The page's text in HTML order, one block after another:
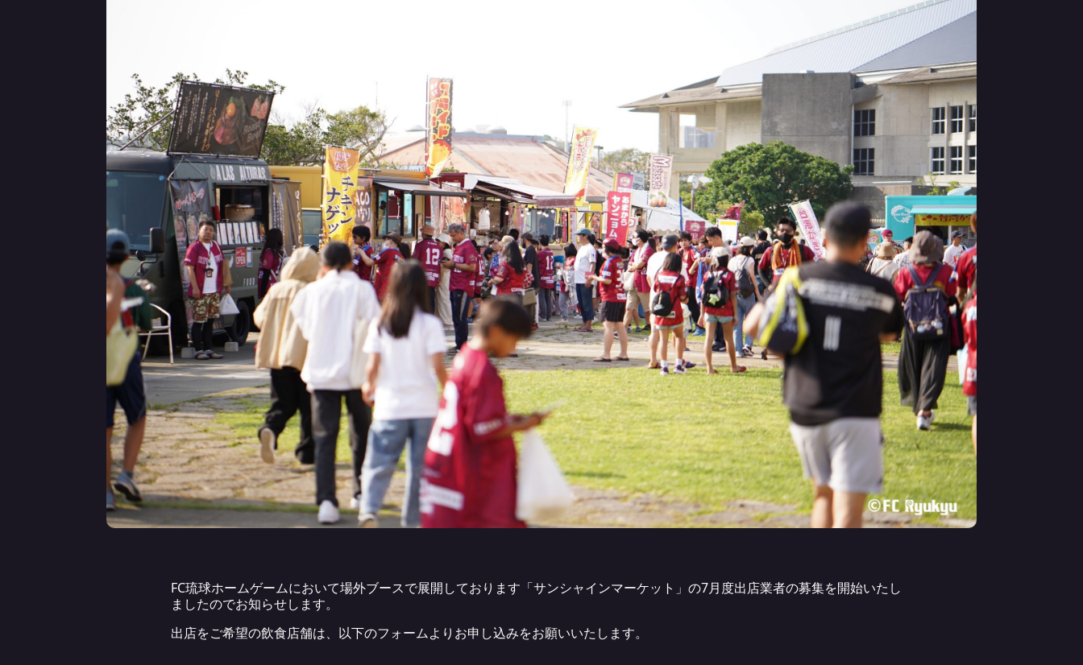
FC琉球ホームゲームにおいて場外ブースで展開しております「サンシャインマーケット」の7月度出店業者の募集を開始いたし
ましたのでお知らせします。
出店をご希望の飲食店舗は、以下のフォームよりお申し込みをお願いいたします。